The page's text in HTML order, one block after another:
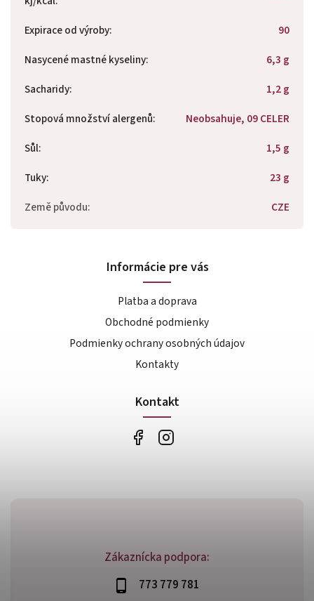
Expirace od výroby:
90
Nasycené mastné kyseliny:
6,3 g
Sacharidy:
1,2 g
Stopová množství alergenů:
Neobsahuje, 09 CELER
Sůl:
1,5 g
Tuky:
23 g
Země původu: CZE
Zákaznícka podpora:
773 779 781
Informácie pre vás
Platba a doprava
Obchodné podmienky
Podmienky ochrany osobných údajov
Kontakty
Kontakt